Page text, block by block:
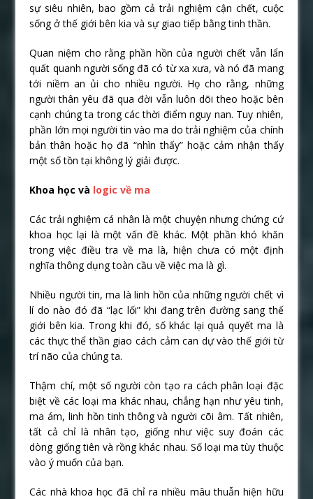
sự siêu nhiên, bao gồm cả trải nghiệm cận chết, cuộc
sống ở thế giới bên kia và sự giao tiếp bằng tinh thần.
Quan niệm cho rằng phần hồn của người chết vẫn lẩn
quất quanh người sống đã có từ xa xưa, và nó đã mang
tới niềm an ủi cho nhiều người. Họ cho rằng, những
người thân yêu đã qua đời vẫn luôn dõi theo hoặc bên
cạnh chúng ta trong các thời điểm nguy nan. Tuy nhiên,
phần lớn mọi người tin vào ma do trải nghiệm của chính
bản thân hoặc họ đã “nhìn thấy” hoặc cảm nhận thấy
một số tồn tại không lý giải được.
Khoa học và logic về ma
Các trải nghiệm cá nhân là một chuyện nhưng chứng cứ
khoa học lại là một vấn đề khác. Một phần khó khăn
trong việc điều tra về ma là, hiện chưa có một định
nghĩa thông dụng toàn cầu về việc ma là gì.
Nhiều người tin, ma là linh hồn của những người chết vì
lí do nào đó đã “lạc lối” khi đang trên đường sang thế
giới bên kia. Trong khi đó, số khác lại quả quyết ma là
các thực thể thần giao cách cảm can dự vào thế giới từ
trí não của chúng ta.
Thậm chí, một số người còn tạo ra cách phân loại đặc
biệt về các loại ma khác nhau, chẳng hạn như yêu tinh,
ma ám, linh hồn tinh thông và người cõi âm. Tất nhiên,
tất cả chỉ là nhân tạo, giống như việc suy đoán các
dòng giống tiên và rồng khác nhau. Số loại ma tùy thuộc
vào ý muốn của bạn.
Các nhà khoa học đã chỉ ra nhiều mâu thuẫn hiện hữu